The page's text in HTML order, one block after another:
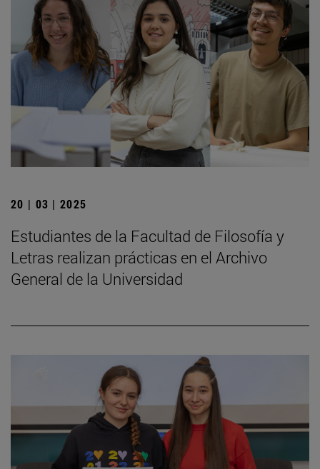
20 | 03 | 2025
Estudiantes de la Facultad de Filosofía y
Letras realizan prácticas en el Archivo
General de la Universidad